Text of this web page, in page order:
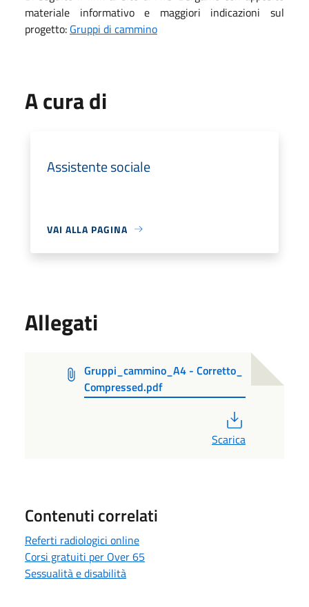
materiale informativo e maggiori indicazioni sul
progetto: Gruppi di cammino
A cura di
Assistente sociale
VAI ALLA PAGINA
Allegati
Gruppi_cammino_A4 - Corretto_
Compressed.pdf
Scarica
Contenuti correlati
Referti radiologici online
Corsi gratuiti per Over 65
Sessualità e disabilità